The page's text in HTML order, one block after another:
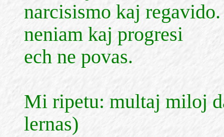
narcisismo kaj
neniam kaj progresi
ech ne povas.
Mi ripetu: multaj miloj
lernas)